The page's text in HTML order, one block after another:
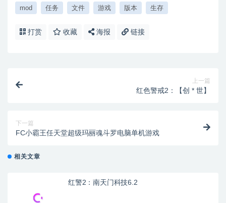
mod 任务 文件 游戏 版本 生存
打赏 收藏 海报 链接
上一篇
红色警戒2：【创 * 世】
下一篇
FC小霸王任天堂超级玛丽魂斗罗电脑单机游戏
相关文章
红警2：南天门科技6.2